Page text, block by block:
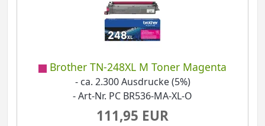
Brother TN-248XL M Toner Magenta
- ca. 2.300 Ausdrucke (5%)
- Art-Nr. PC BR536-MA-XL-O
111,95 EUR